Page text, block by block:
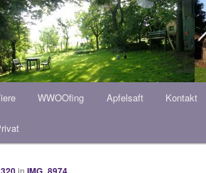
WWOOfing Apfelsaft Kontakt